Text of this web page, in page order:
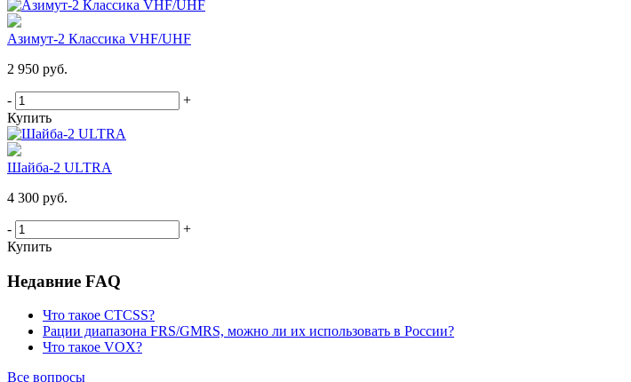
Азимут-2 Классика VHF/UHF
2 950 руб.
-
+
Купить
Шайба-2 ULTRA
4 300 руб.
-
+
Купить
Недавние FAQ
Что такое CTCSS?
Рации диапазона FRS/GMRS, можно ли их использовать в России?
Что такое VOX?
Все вопросы